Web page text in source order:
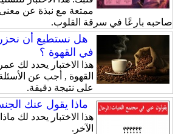
ممتعة مع نبذة عن معنى
صاحبه بارعًا في سرقة القلوب.
هل نستطيع أن
في القهوة ؟
هذا الاختبار يحدد
القهوة , أجب عن
على نتيجة دقيقة.
ماذا يقول عنك
هذا الاختبار يحدد لك
الآخر.